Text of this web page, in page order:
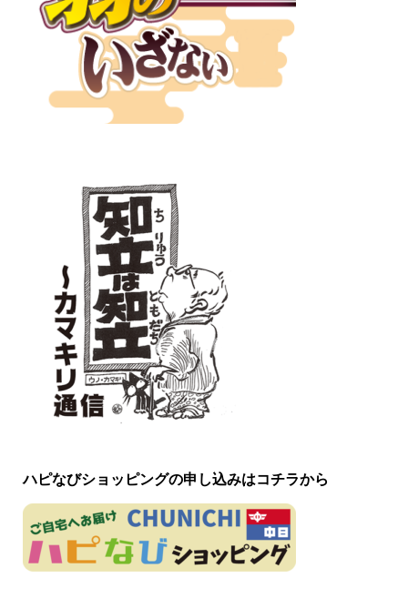
ハピなびショッピングの申し込みはコチラから